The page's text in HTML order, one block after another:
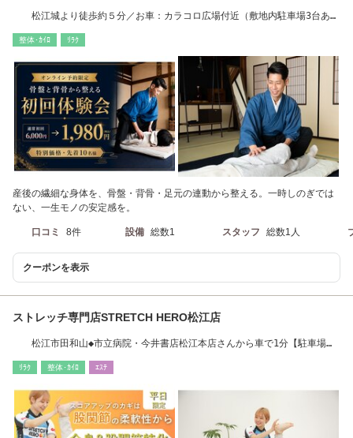
松江城より徒歩約５分／お車：カラコロ広場付近（敷地内駐車場3台あ
整体･ｶｲﾛ ﾘﾗｸ
産後の繊細な身体を、骨盤・背骨・足元の連動から整える。一時しのぎでは
ない、一生モノの安定感を。
口コミ 8件 設備 総数1 スタッフ 総数1人
クーポンを表示
ストレッチ専門店STRETCH HERO松江店
松江市田和山◆市立病院・今井書店松江本店さんから車で1分【駐車場完
ﾘﾗｸ 整体･ｶｲﾛ ｴｽﾃ